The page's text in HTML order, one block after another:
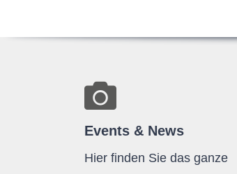
Events & News
Hier finden Sie das ganze